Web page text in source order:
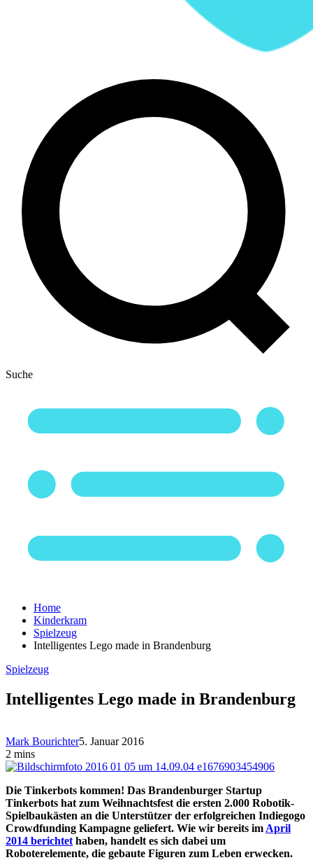
Suche
Home
Kinderkram
Spielzeug
Intelligentes Lego made in Brandenburg
Spielzeug
Intelligentes Lego made in Brandenburg
Mark Bourichter5. Januar 2016
2 mins
Die Tinkerbots kommen! Das Brandenburger Startup
Tinkerbots hat zum Weihnachtsfest die ersten 2.000 Robotik-
Spielbaukästen an die Unterstützer der erfolgreichen Indiegogo
Crowdfunding Kampagne geliefert. Wie wir bereits im April
2014 berichtet haben, handelt es sich dabei um
Roboterelemente, die gebaute Figuren zum Leben erwecken.